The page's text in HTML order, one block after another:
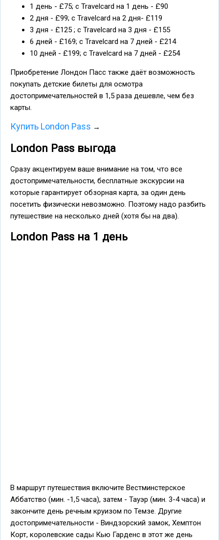
1 день - £75; с Travelcard на 1 день - £90
2 дня - £99; с Travelcard на 2 дня- £119
3 дня - £125 ; с Travelcard на 3 дня - £155
6 дней - £169; с Travelcard на 7 дней - £214
10 дней - £199; с Travelcard на 7 дней - £254
Приобретение Лондон Пасс также даёт возможность
покупать детские билеты для осмотра
достопримечательностей в 1,5 раза дешевле, чем без
карты.
Купить London Pass →
London Pass выгода
Сразу акцентируем ваше внимание на том, что все
достопримечательности, бесплатные экскурсии на
которые гарантирует обзорная карта, за один день
посетить физически невозможно. Поэтому надо разбить
путешествие на несколько дней (хотя бы на два).
London Pass на 1 день
В маршрут путешествия включите Вестминстерское
Аббатство (мин. -1,5 часа), затем - Тауэр (мин. 3-4 часа) и
закончите день речным круизом по Темзе. Другие
достопримечательности - Виндзорский замок, Хемптон
Корт, королевские сады Кью Гарденс в этот же день